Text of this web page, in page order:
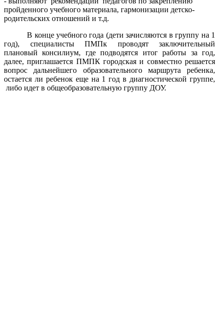
пройденного учебного материала, гармонизации детско-
родительских отношений и т.д.
В конце учебного года (дети зачисляются в группу на 1
год), специалисты ПМПк проводят заключительный
плановый консилиум, где подводятся итог работы за год,
далее, приглашается ПМПК городская и совместно решается
вопрос дальнейшего образовательного маршрута ребенка,
остается ли ребенок еще на 1 год в диагностической группе,
либо идет в общеобразовательную группу ДОУ.